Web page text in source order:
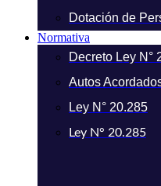
Dotación de
Normativa
Decreto Ley N°
Autos
Ley N° 20.285
Ley N° 20.285